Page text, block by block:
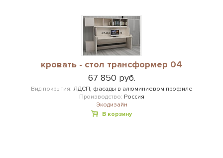
кровать - стол трансформер 04
67 850 руб.
Вид покрытия: ЛДСП, фасады в алюминиевом профиле
Производство: Россия
Экодизайн
В корзину